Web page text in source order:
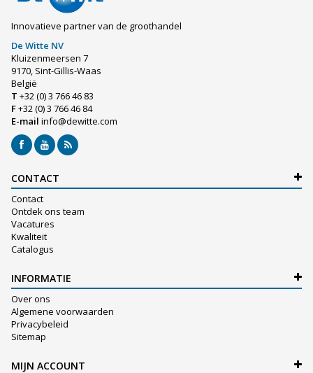
Innovatieve partner van de groothandel
De Witte NV
Kluizenmeersen 7
9170, Sint-Gillis-Waas
België
T +32 (0) 3 766 46 83
F+32 (0) 3 766 46 84
E-mail info@dewitte.com
CONTACT
Contact
Ontdek ons team
Vacatures
Kwaliteit
Catalogus
INFORMATIE
Over ons
Algemene voorwaarden
Privacybeleid
Sitemap
MIJN ACCOUNT